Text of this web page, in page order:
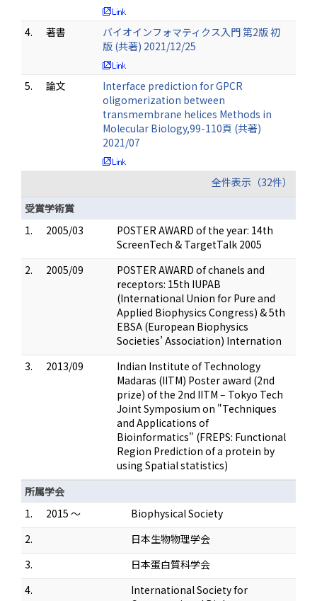
4. 著書
バイオインフォマティクス入門 第2版 初
版 (共著) 2021/12/25
5. 論文
Interface prediction for GPCR
oligomerization between
transmembrane helices Methods in
Molecular Biology,99-110頁 (共著)
2021/07
全件表示（32件）
受賞学術賞
1.
2005/03
POSTER AWARD of the year: 14th
ScreenTech & TargetTalk 2005
2.
2005/09
POSTER AWARD of chanels and
receptors: 15th IUPAB
(International Union for Pure and
Applied Biophysics Congress) & 5th
EBSA (European Biophysics
Societies’ Association) Internation
3.
2013/09
Indian Institute of Technology
Madaras (IITM) Poster award (2nd
prize) of the 2nd IITM – Tokyo Tech
Joint Symposium on "Techniques
and Applications of
Bioinformatics" (FREPS: Functional
Region Prediction of a protein by
using Spatial statistics)
所属学会
1.
2015 ～
Biophysical Society
2.
日本生物物理学会
3.
日本蛋白質科学会
4.
International Society for